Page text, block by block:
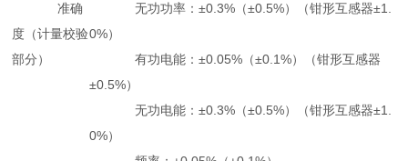
准确
度（计量校验
部分）
无功功率：±0.3%（±0.5%）（钳形互感器±1.
0%）
有功电能：±0.05%（±0.1%）（钳形互感器
±0.5%）
无功电能：±0.3%（±0.5%）（钳形互感器±1.
0%）